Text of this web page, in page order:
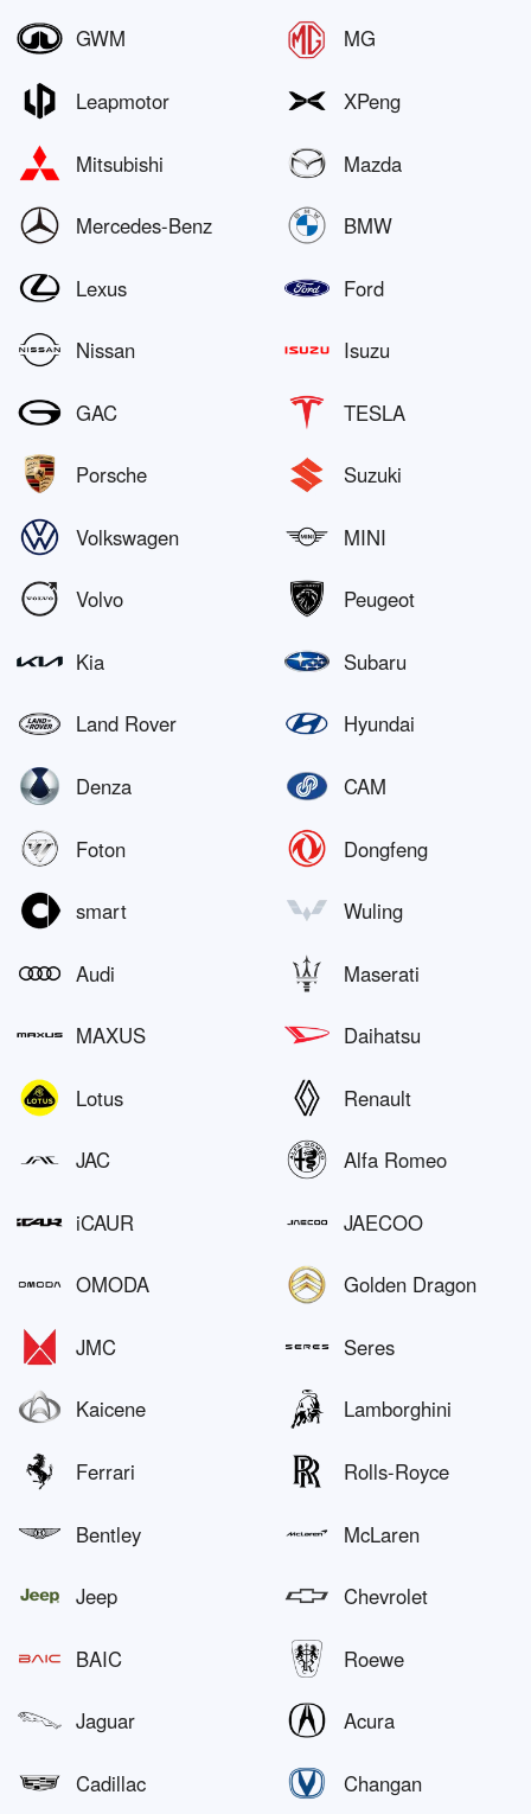
GWM MG
Leapmotor XPeng
Mitsubishi Mazda
Mercedes-Benz BMW
Lexus Ford
Nissan Isuzu
GAC TESLA
Porsche Suzuki
Volkswagen MINI
Volvo Peugeot
Kia Subaru
Land Rover Hyundai
Denza CAM
Foton Dongfeng
smart Wuling
Audi Maserati
MAXUS Daihatsu
Lotus Renault
JAC Alfa Romeo
iCAUR JAECOO
OMODA Golden Dragon
JMC Seres
Kaicene Lamborghini
Ferrari Rolls-Royce
Bentley McLaren
Jeep Chevrolet
BAIC Roewe
Jaguar Acura
Cadillac Changan